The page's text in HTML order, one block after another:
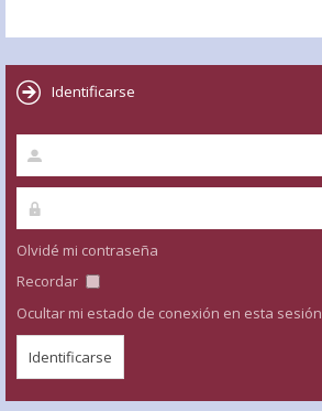
Identificarse
Olvidé mi contraseña
Recordar
Ocultar mi estado de conexión en esta sesión